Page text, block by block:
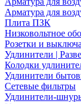
Арматура для
Плита ПЗК
Низковольтное
Розетки и
Удлинители |
Колодки
Удлинители
Сетевые фильтры
Удлинители-